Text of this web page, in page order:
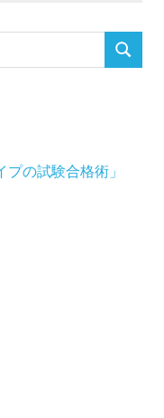
検
の試験合格術」